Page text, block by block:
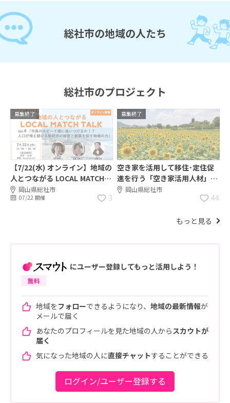
総社市の地域の人たち
総社市のプロジェクト
募集終了
【7/22(水) オンライン】地域の
人とつながる LOCAL MATCH
TALK 〜人口が増え続ける総社
市の秘密と創業を促す地域の力
岡山県総社市
07/22 開催 3
募集終了
空き家を活用して移住･定住促
進を行う「空き家活用人材」を
募集！
岡山県総社市
44
もっと見る
にユーザー登録してもっと活用しよう！
無料
地域をフォローできるようになり、 地域の最新情報が
メールで届く
あなたのプロフィールを見た地域の人から スカウトが
届く
気になった地域の人に直接チャットすることができる
ログイン/ユーザー登録する